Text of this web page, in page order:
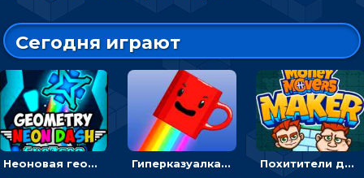
Сегодня играют
Неоновая геометрия: прыгай через препятствия и собирай шары Гиперказуалка Летающая чашка кофе: двигаться и собирать кубики сахара Похитители денег: управляйте друзьями и соберите все мешки с долларами